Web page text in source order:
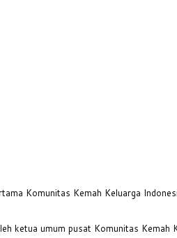
Komunitas Kemah Keluarga
ketua umum pusat Komunitas